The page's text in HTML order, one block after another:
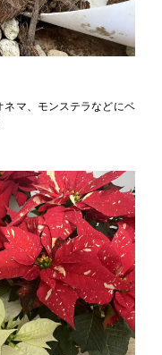
ネマ、モンステラなどにベ